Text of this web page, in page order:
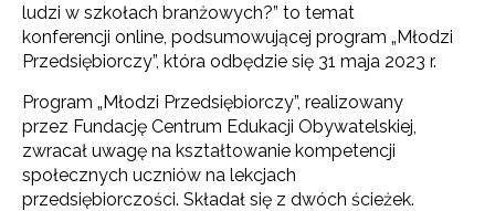
ludzi w szkołach branżowych?” to temat
konferencji online, podsumowującej program „Młodzi
Przedsiębiorczy”, która odbędzie się 31 maja 2023 r.
Program „Młodzi Przedsiębiorczy”, realizowany
przez Fundację Centrum Edukacji Obywatelskiej,
zwracał uwagę na kształtowanie kompetencji
społecznych uczniów na lekcjach
przedsiębiorczości. Składał się z dwóch ścieżek.